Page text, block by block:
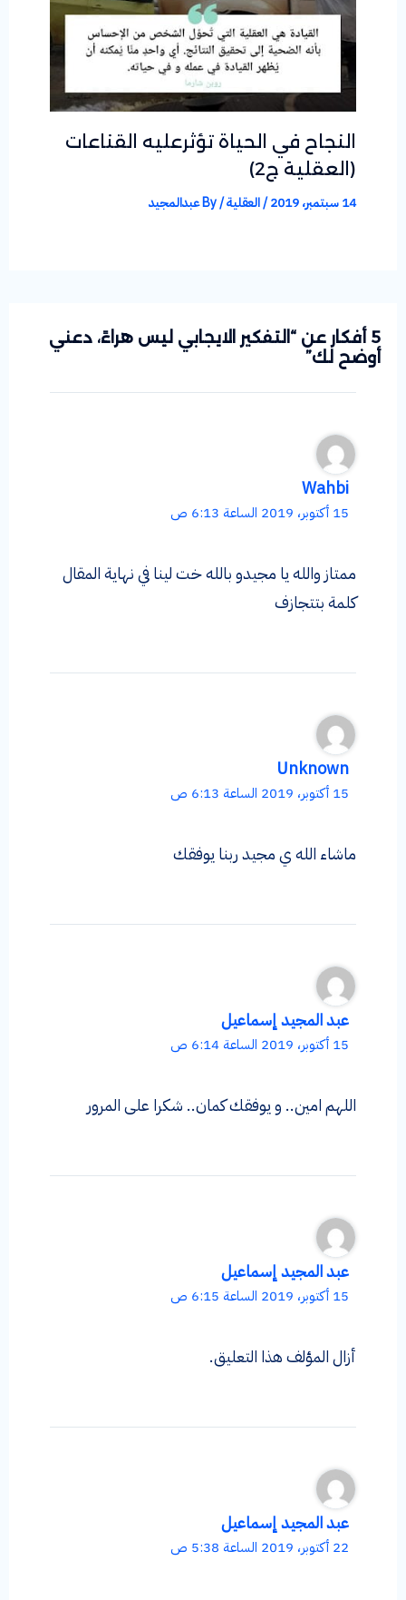
النجاح في الحياة تؤثرعليه القناعات
(العقلية ج2)
14 سبتمبر، 2019 /العقلية/ By عبدالمجيد
5 أفكار عن “التفكير الايجابي ليس هراءً، دعني
أوضح لك”
Wahbi
15 أكتوبر، 2019 الساعة 6:13 ص
ممتاز والله يا مجيدو بالله خت لينا في نهاية المقال
كلمة بتتجازف
Unknown
15 أكتوبر، 2019 الساعة 6:13 ص
ماشاء الله ي مجيد ربنا يوفقك
عبد المجيد إسماعيل
15 أكتوبر، 2019 الساعة 6:14 ص
اللهم امين.. و يوفقك كمان.. شكرا على المرور
عبد المجيد إسماعيل
15 أكتوبر، 2019 الساعة 6:15 ص
أزال المؤلف هذا التعليق.
عبد المجيد إسماعيل
22 أكتوبر، 2019 الساعة 5:38 ص